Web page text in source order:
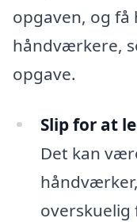
opgaven, og
håndværkere,
opgave.
Slip for at
Det kan
overskuelig